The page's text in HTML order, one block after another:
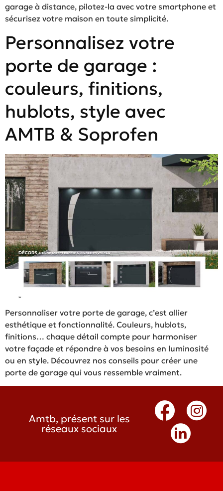
garage à distance, pilotez-la avec votre smartphone et
sécurisez votre maison en toute simplicité.
Personnalisez votre
porte de garage :
couleurs, finitions,
hublots, style avec
AMTB & Soprofen
Personnaliser votre porte de garage, c’est allier
esthétique et fonctionnalité. Couleurs, hublots,
finitions… chaque détail compte pour harmoniser
votre façade et répondre à vos besoins en luminosité
ou en style. Découvrez nos conseils pour créer une
porte de garage qui vous ressemble vraiment.
Amtb, présent sur les
réseaux sociaux